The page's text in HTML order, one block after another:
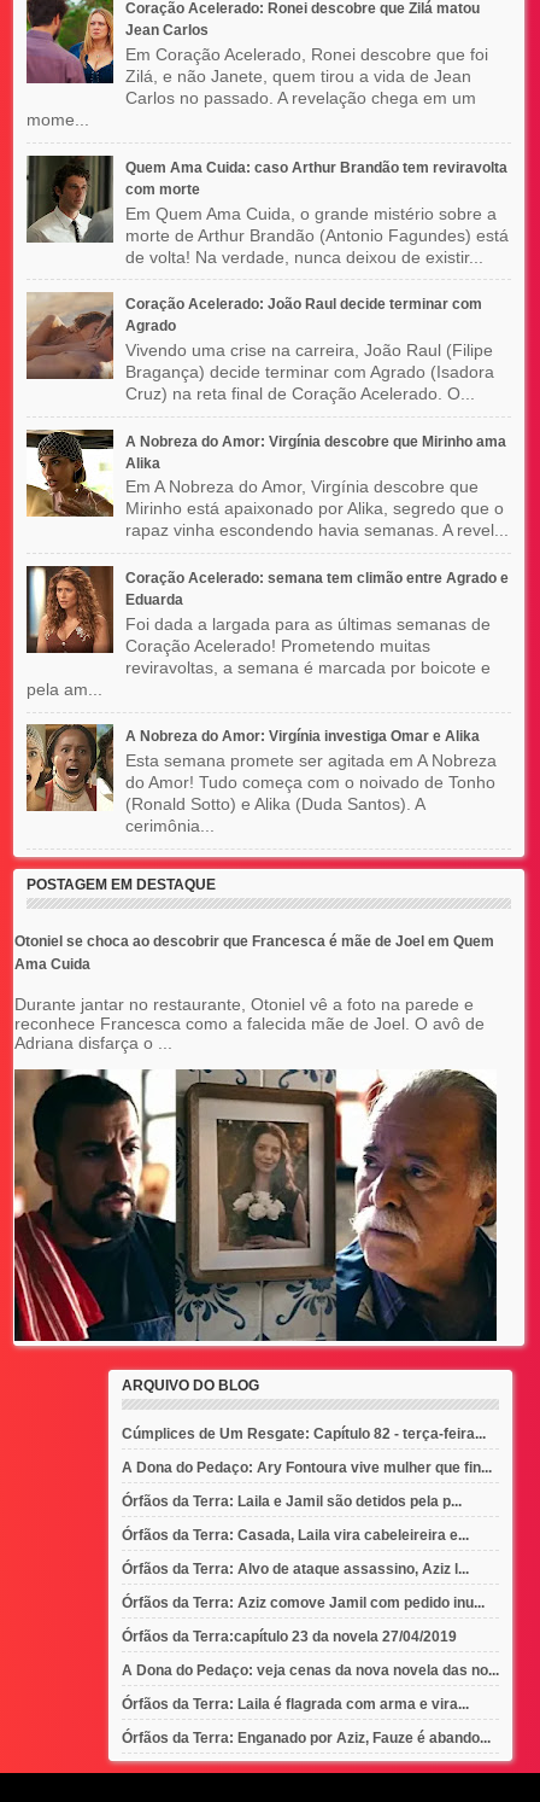
Coração Acelerado: Ronei descobre que Zilá matou
Jean Carlos
Em Coração Acelerado, Ronei descobre que foi
Zilá, e não Janete, quem tirou a vida de Jean
Carlos no passado. A revelação chega em um
mome...
Quem Ama Cuida: caso Arthur Brandão tem reviravolta
com morte
Em Quem Ama Cuida, o grande mistério sobre a
morte de Arthur Brandão (Antonio Fagundes) está
de volta! Na verdade, nunca deixou de existir...
Coração Acelerado: João Raul decide terminar com
Agrado
Vivendo uma crise na carreira, João Raul (Filipe
Bragança) decide terminar com Agrado (Isadora
Cruz) na reta final de Coração Acelerado. O...
A Nobreza do Amor: Virgínia descobre que Mirinho ama
Alika
Em A Nobreza do Amor, Virgínia descobre que
Mirinho está apaixonado por Alika, segredo que o
rapaz vinha escondendo havia semanas. A revel...
Coração Acelerado: semana tem climão entre Agrado e
Eduarda
Foi dada a largada para as últimas semanas de
Coração Acelerado! Prometendo muitas
reviravoltas, a semana é marcada por boicote e
pela am...
A Nobreza do Amor: Virgínia investiga Omar e Alika
Esta semana promete ser agitada em A Nobreza
do Amor! Tudo começa com o noivado de Tonho
(Ronald Sotto) e Alika (Duda Santos). A
cerimônia...
POSTAGEM EM DESTAQUE
Otoniel se choca ao descobrir que Francesca é mãe de Joel em Quem
Ama Cuida
Durante jantar no restaurante, Otoniel vê a foto na parede e
reconhece Francesca como a falecida mãe de Joel. O avô de
Adriana disfarça o ...
ARQUIVO DO BLOG
Cúmplices de Um Resgate: Capítulo 82 - terça-feira...
A Dona do Pedaço: Ary Fontoura vive mulher que fin...
Órfãos da Terra: Laila e Jamil são detidos pela p...
Órfãos da Terra: Casada, Laila vira cabeleireira e...
Órfãos da Terra: Alvo de ataque assassino, Aziz l...
Órfãos da Terra: Aziz comove Jamil com pedido inu...
Órfãos da Terra:capítulo 23 da novela 27/04/2019
A Dona do Pedaço: veja cenas da nova novela das no...
Órfãos da Terra: Laila é flagrada com arma e vira...
Órfãos da Terra: Enganado por Aziz, Fauze é abando...